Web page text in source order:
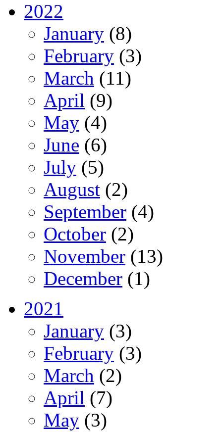
2022
January (8)
February (3)
March (11)
April (9)
May (4)
June (6)
July (5)
August (2)
September (4)
October (2)
November (13)
December (1)
2021
January (3)
February (3)
March (2)
April (7)
May (3)